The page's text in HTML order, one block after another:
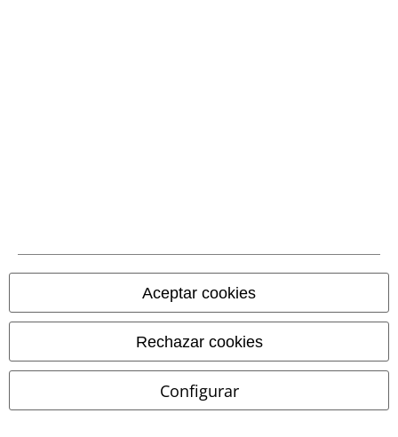
Aceptar cookies
Rechazar cookies
Configurar
Envío
CORREOS RECOGIDA
CORREOS ENTREGA